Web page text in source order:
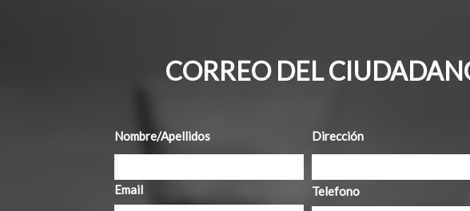
CORREO DEL
Nombre/Apellidos Dirección
Email Telefono